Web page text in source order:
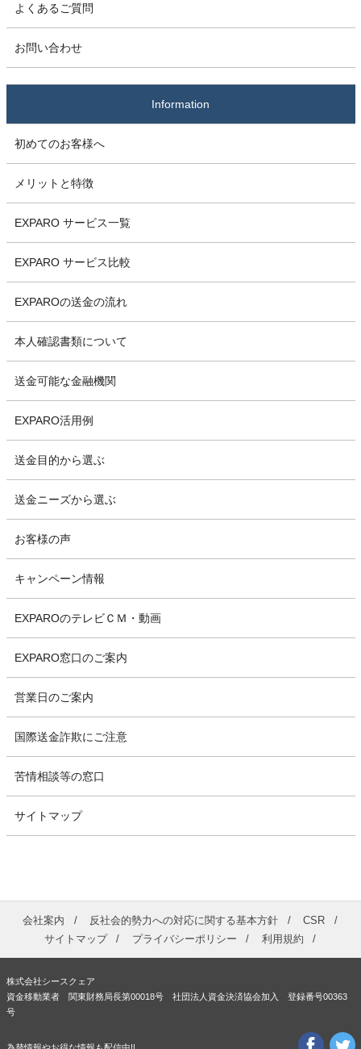
よくあるご質問
お問い合わせ
Information
初めてのお客様へ
メリットと特徴
EXPARO サービス一覧
EXPARO サービス比較
EXPAROの送金の流れ
本人確認書類について
送金可能な金融機関
EXPARO活用例
送金目的から選ぶ
送金ニーズから選ぶ
お客様の声
キャンペーン情報
EXPAROのテレビＣＭ・動画
EXPARO窓口のご案内
営業日のご案内
国際送金詐欺にご注意
苦情相談等の窓口
サイトマップ
会社案内 反社会的勢力への対応に関する基本方針
CSR
サイトマップ
プライバシーポリシー 利用規約
株式会社シースクェア
資金移動業者 関東財務局長第00018号 社団法人資金決済協会加入 登録番号00363
号